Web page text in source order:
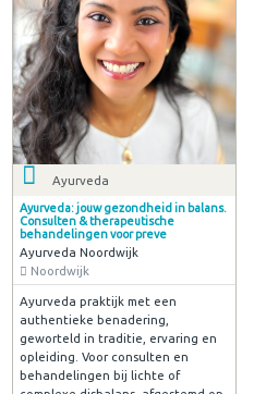
Ayurveda
Ayurveda: jouw gezondheid in balans.
Consulten & therapeutische
behandelingen voor preve
Ayurveda Noordwijk
Noordwijk
Ayurveda praktijk met een
authentieke benadering,
geworteld in traditie, ervaring en
opleiding. Voor consulten en
behandelingen bij lichte of